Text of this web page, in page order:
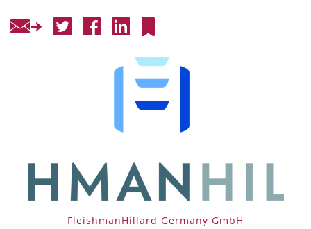
FleishmanHillard Germany GmbH